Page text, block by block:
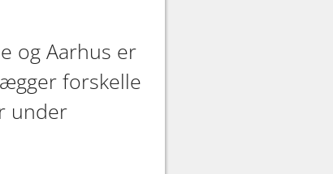
og Aarhus er
forskelle
under